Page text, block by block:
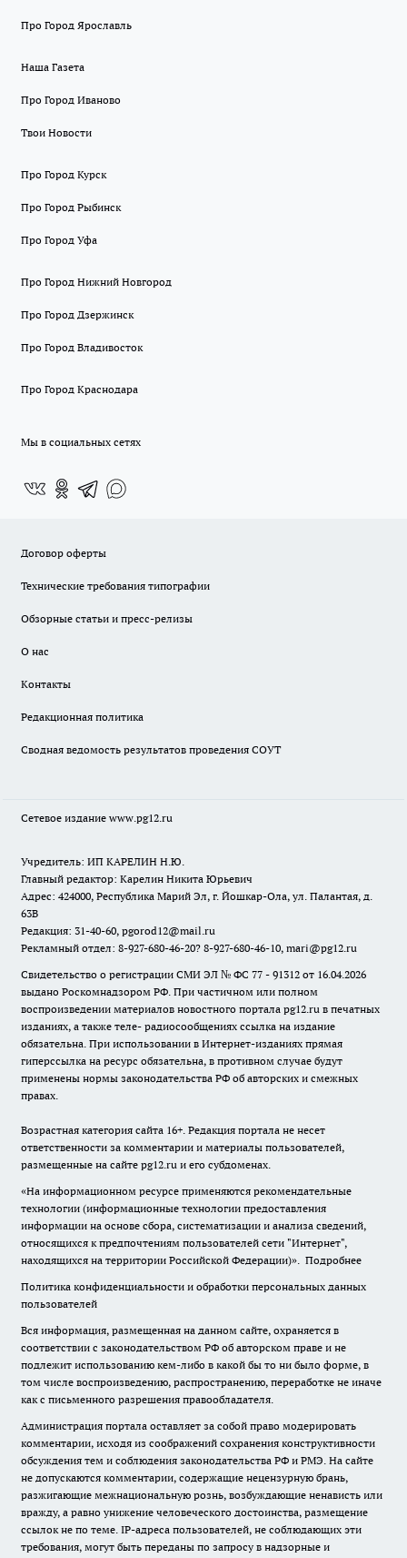
Про Город Ярославль
Наша Газета
Про Город Иваново
Твои Новости
Про Город Курск
Про Город Рыбинск
Про Город Уфа
Про Город Нижний Новгород
Про Город Дзержинск
Про Город Владивосток
Про Город Краснодара
Мы в социальных сетях
Договор оферты
Технические требования типографии
Обзорные статьи и пресс-релизы
О нас
Контакты
Редакционная политика
Сводная ведомость результатов проведения СОУТ
Сетевое издание www.pg12.ru
Учредитель: ИП КАРЕЛИН Н.Ю.
Главный редактор: Карелин Никита Юрьевич
Адрес: 424000, Республика Марий Эл, г. Йошкар-Ола, ул. Палантая, д.
63В
Редакция: 31-40-60, pgorod12@mail.ru
Рекламный отдел: 8-927-680-46-20? 8-927-680-46-10, mari@pg12.ru
Свидетельство о регистрации СМИ ЭЛ № ФС 77 - 91312 от 16.04.2026
выдано Роскомнадзором РФ. При частичном или полном
воспроизведении материалов новостного портала pg12.ru в печатных
изданиях, а также теле- радиосообщениях ссылка на издание
обязательна. При использовании в Интернет-изданиях прямая
гиперссылка на ресурс обязательна, в противном случае будут
применены нормы законодательства РФ об авторских и смежных
правах.
Возрастная категория сайта 16+. Редакция портала не несет
ответственности за комментарии и материалы пользователей,
размещенные на сайте pg12.ru и его субдоменах.
«На информационном ресурсе применяются рекомендательные
технологии (информационные технологии предоставления
информации на основе сбора, систематизации и анализа сведений,
относящихся к предпочтениям пользователей сети "Интернет",
находящихся на территории Российской Федерации)». Подробнее
Политика конфиденциальности и обработки персональных данных
пользователей
Вся информация, размещенная на данном сайте, охраняется в
соответствии с законодательством РФ об авторском праве и не
подлежит использованию кем-либо в какой бы то ни было форме, в
том числе воспроизведению, распространению, переработке не иначе
как с письменного разрешения правообладателя.
Администрация портала оставляет за собой право модерировать
комментарии, исходя из соображений сохранения конструктивности
обсуждения тем и соблюдения законодательства РФ и РМЭ. На сайте
не допускаются комментарии, содержащие нецензурную брань,
разжигающие межнациональную рознь, возбуждающие ненависть или
вражду, а равно унижение человеческого достоинства, размещение
ссылок не по теме. IP-адреса пользователей, не соблюдающих эти
требования, могут быть переданы по запросу в надзорные и